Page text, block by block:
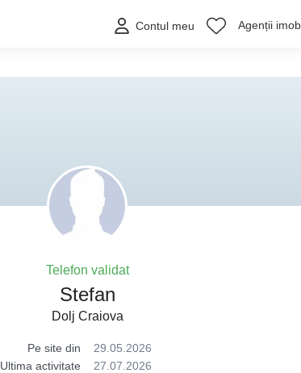
Contul meu Agenții
Telefon validat
Stefan
Dolj Craiova
Pe site din
29.05.2026
Ultima activitate
27.07.2026